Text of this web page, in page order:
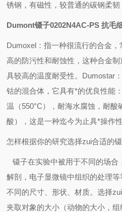
锈钢，有磁性，较普通的碳钢柔韧
Dumont镊子0202N4AC-PS 抗毛
Dumoxel ：指一种很流行的合金
高的防污性和耐蚀性，这种合金
具较高的温度耐受性。 Dumostar
钴的混合体，它具有*的优良性能
温（550°C），耐海水腐蚀，耐酸
酸），这是一种迄今为止具*操作
怎样根据你的研究选择zui合适的镊
镊子在实验中被用于不同的场合
解剖，电子显微镜中组织的处理
不同的尺寸、形状、材质。选择
夹取对象的大小（动物的大小，